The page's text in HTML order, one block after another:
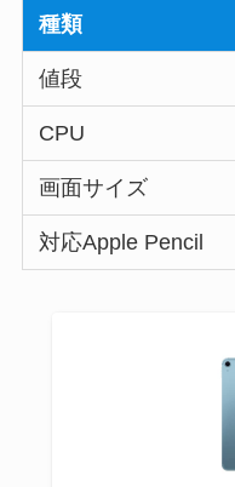
種類
値段
CPU
画面サイズ
対応Apple Pencil